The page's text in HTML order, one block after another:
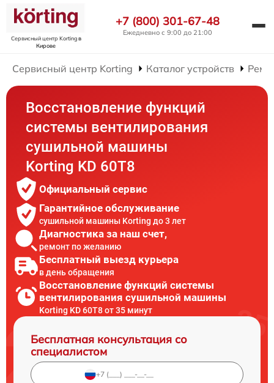
Сервисный центр Kortingв
Кирове
+7 (800) 301-67-48
Ежедневно с 9:00 до 21:00
Сервисный центр Korting Каталог устройств
Восстановление функций
системы вентилирования
сушильной машины
Korting KD 60T8
Официальный сервис
Гарантийное обслуживание
сушильной машины Korting до 3 лет
Диагностика за наш счет,
ремонт по желанию
Бесплатный выезд курьера
в день обращения
Восстановление функций системы
вентилирования сушильной машины
Korting KD 60T8 от 35 минут
Бесплатная консультация со
специалистом